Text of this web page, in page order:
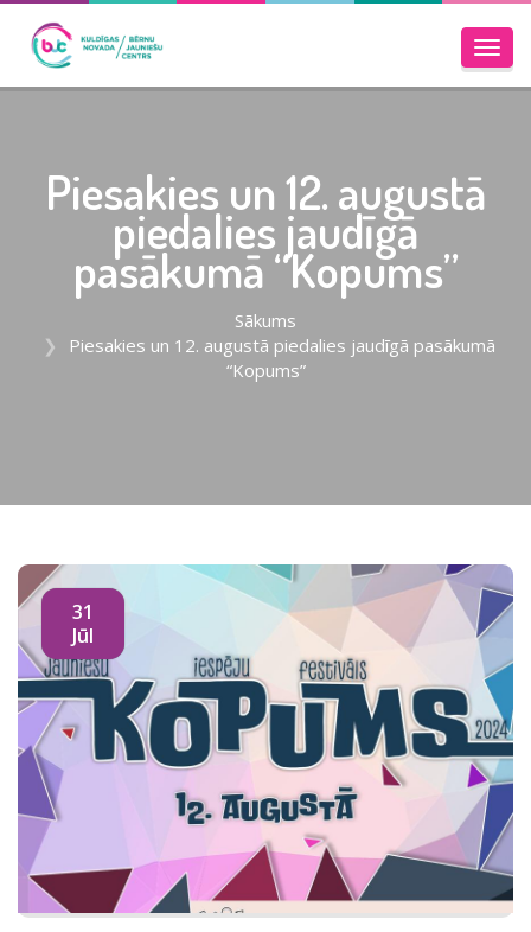
Piesakies un 12. augustā
piedalies jaudīgā
pasākumā “Kopums”
Sākums
Piesakies un 12. augustā piedalies jaudīgā pasākumā
“Kopums”
31
Jūl